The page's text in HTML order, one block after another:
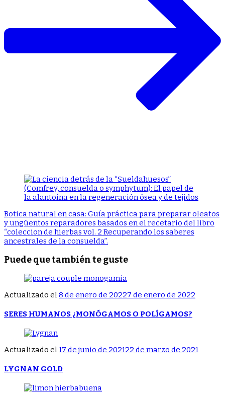
Botica natural en casa: Guía práctica para preparar oleatos
y ungüentos reparadores basados en el recetario del libro
“coleccion de hierbas vol. 2 Recuperando los saberes
ancestrales de la consuelda”.
Puede que también te guste
Actualizado el8 de enero de 20227 de enero de 2022
SERES HUMANOS ¿MONÓGAMOS O POLÍGAMOS?
Actualizado el17 de junio de 202122 de marzo de 2021
LYGNAN GOLD